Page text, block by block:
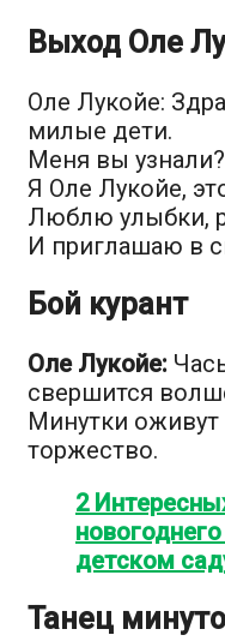
Выход Оле
Оле Лукойе:
милые дети.
Меня вы
Я Оле Лукойе,
Люблю улыбки,
И приглашаю в
Бой курант
Оле Лукойе:
свершится
Минутки оживут
торжество.
2
детском
Танец